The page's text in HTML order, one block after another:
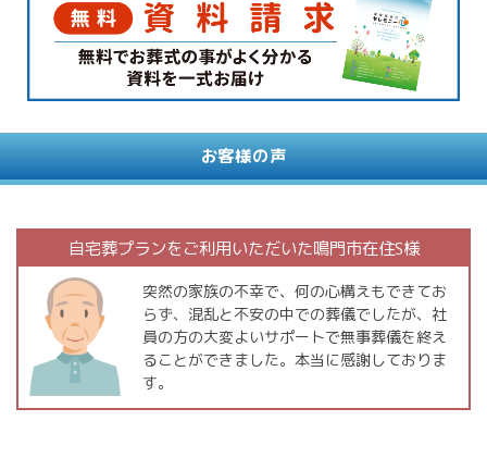
お客様の声
自宅葬プランをご利用いただいた鳴門市在住S様
突然の家族の不幸で、何の心構えもできてお
らず、混乱と不安の中での葬儀でしたが、社
員の方の大変よいサポートで無事葬儀を終え
ることができました。本当に感謝しておりま
す。